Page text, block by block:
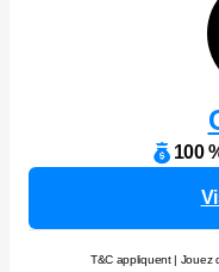
100
T&C appliquent | Jouez